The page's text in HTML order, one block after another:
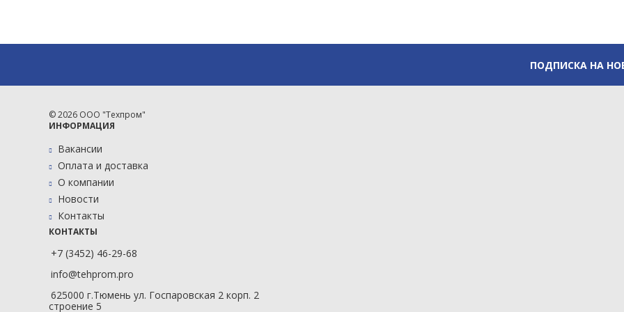
ПОДПИСКА НА
© 2026 ООО "Техпром"
ИНФОРМАЦИЯ
Вакансии
Оплата и доставка
О компании
Новости
Контакты
КОНТАКТЫ
+7 (3452) 46-29-68
info@tehprom.pro
625000 г.Тюмень ул. Госпаровская 2 корп. 2
строение 5